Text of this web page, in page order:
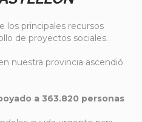
los principales recursos
de proyectos sociales.
nuestra provincia ascendió
a 363.820 personas